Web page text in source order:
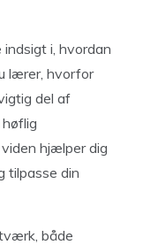
i, hvordan
lærer, hvorfor
del af
hjælper dig
tilpasse din
både